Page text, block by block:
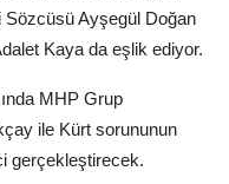
Sözcüsü Ayşegül Doğan
Kaya da eşlik ediyor.
MHP Grup
ile Kürt sorununun
gerçekleştirecek.